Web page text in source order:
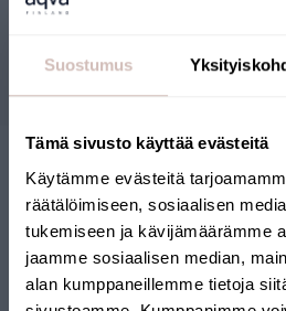
Suostumus
Tämä sivusto käyttää evästeitä
Käytämme evästeitä
räätälöimiseen, sosiaalisen
tukemiseen ja kävijämäärämme
jaamme sosiaalisen median,
alan kumppaneillemme tietoja
Kysymyksiä